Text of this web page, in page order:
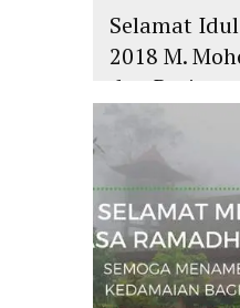
Selamat
2018 M.
dan Batin